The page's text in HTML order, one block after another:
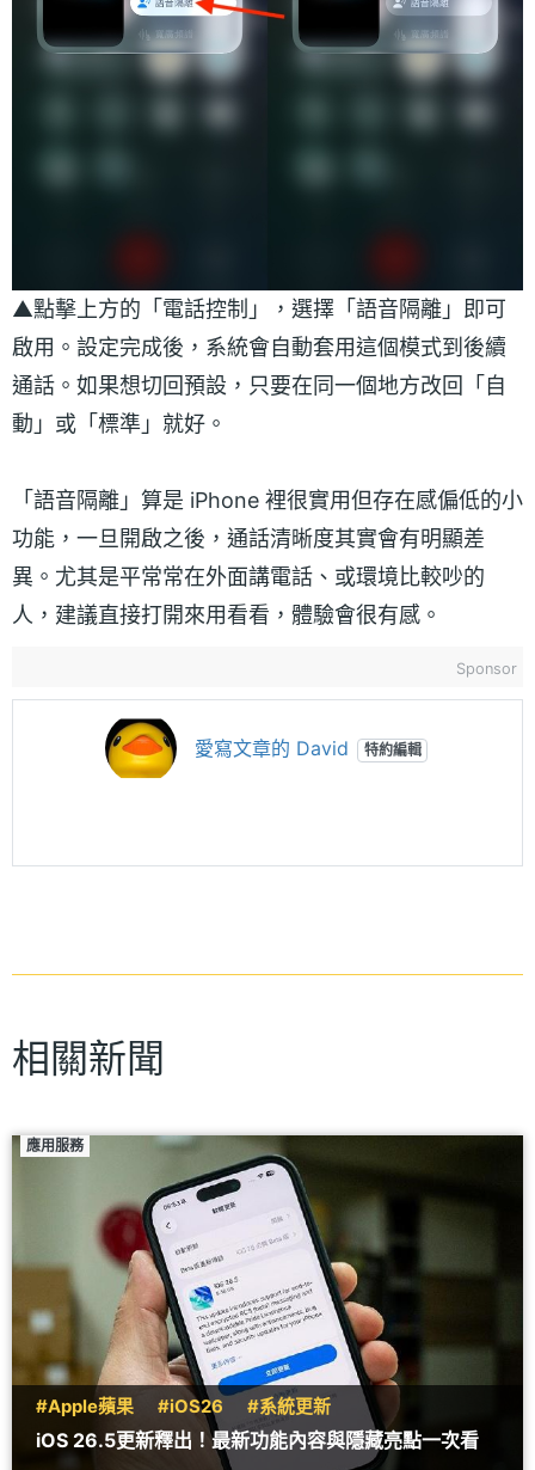
▲點擊上方的「電話控制」，選擇「語音隔離」即可
啟用。設定完成後，系統會自動套用這個模式到後續
通話。如果想切回預設，只要在同一個地方改回「自
動」或「標準」就好。
「語音隔離」算是 iPhone 裡很實用但存在感偏低的小
功能，一旦開啟之後，通話清晰度其實會有明顯差
異。尤其是平常常在外面講電話、或環境比較吵的
人，建議直接打開來用看看，體驗會很有感。
Sponsor
愛寫文章的 David 特約編輯
相關新聞
應用服務
#Apple蘋果 #iOS26 #系統更新
iOS 26.5更新釋出！最新功能內容與隱藏亮點一次看